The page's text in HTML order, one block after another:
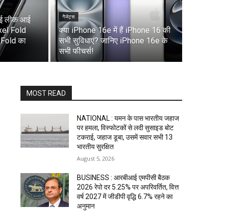
लीक आई
Fold
का
गैजेट्स
क्या iPhone 16e में हैं iPhone 16 की
सभी सुविधाएं? जानिए iPhone 16e के
सभी फीचर्स!
MOST READ
NATIONAL : यमन के पास भारतीय जहाज
पर हमला, विस्फोटकों से लदी सुसाइड बोट
टकराई, जहाज डूबा, उसमें सवार सभी 13
भारतीय सुरक्षित
August 5, 2026
BUSINESS : आरबीआई एमपीसी बैठक
2026 रेपो दर 5.25% पर अपरिवर्तित, वित्त
वर्ष 2027 में जीडीपी वृद्धि 6.7% रहने का
अनुमान